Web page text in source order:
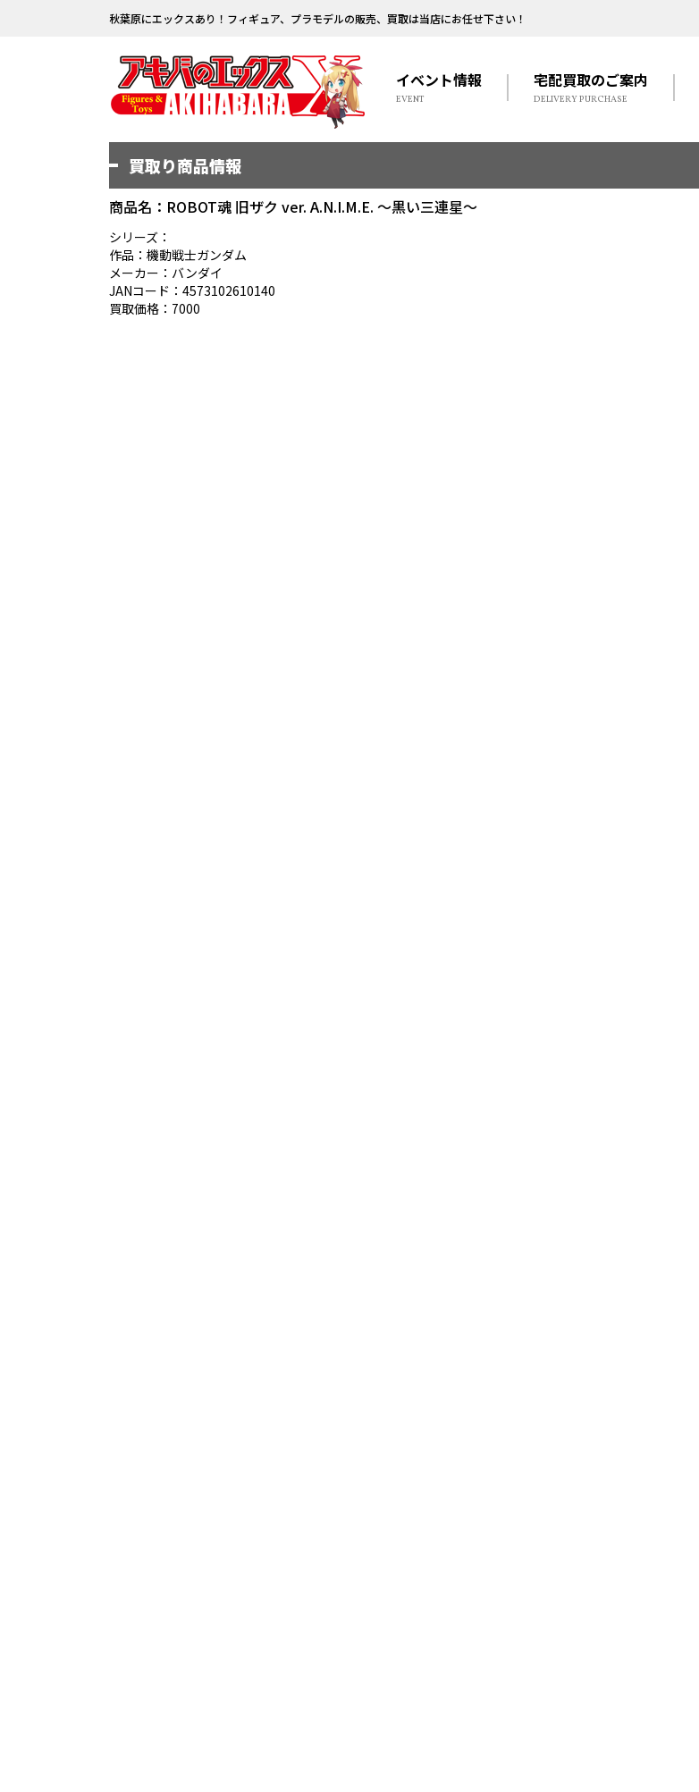
秋葉原にエックスあり！フィギュア、プラモデルの販売、買取は当店にお任せ下さい！
イベント情報
EVENT
宅配買取のご案内
DELIVERY PURCHASE
買取り商品情報
商品名：ROBOT魂 旧ザク ver. A.N.I.M.E. ～黒い三連星～
シリーズ：
作品：機動戦士ガンダム
メーカー：バンダイ
JANコード：4573102610140
買取価格：7000